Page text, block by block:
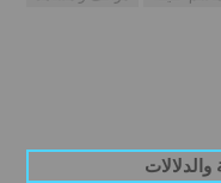
والدلالات